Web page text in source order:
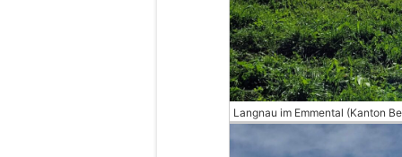
Langnau im Emmental (Kanton